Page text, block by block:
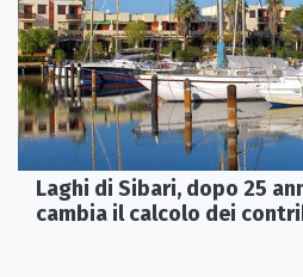
Laghi di Sibari, dopo 25
cambia il calcolo dei